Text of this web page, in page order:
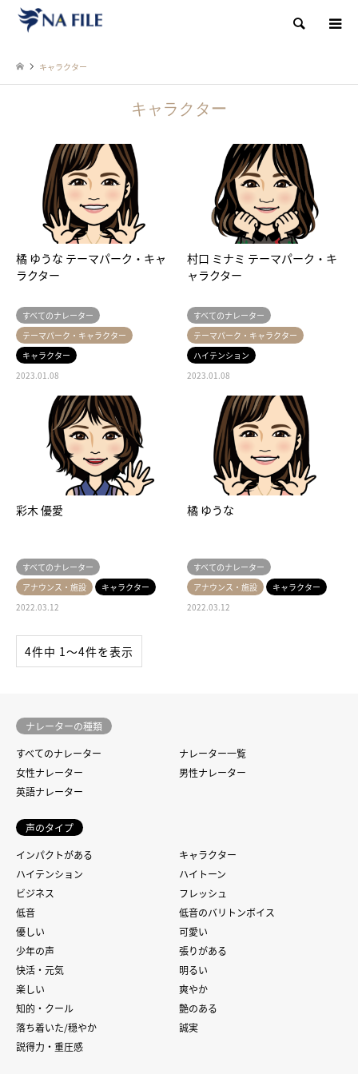
検索
キャラクター
キャラクター
橘 ゆうな テーマパーク・キャ
ラクター
すべてのナレーター
テーマパーク・キャラクター
キャラクター
2023.01.08
村口 ミナミ テーマパーク・キ
ャラクター
すべてのナレーター
テーマパーク・キャラクター
ハイテンション
2023.01.08
彩木 優愛
すべてのナレーター
アナウンス・施設
キャラクター
2022.03.12
橘 ゆうな
すべてのナレーター
アナウンス・施設
キャラクター
2022.03.12
4件中 1〜4件を表示
ナレーターの種類
すべてのナレーター
ナレーター一覧
女性ナレーター
男性ナレーター
英語ナレーター
声のタイプ
インパクトがある
キャラクター
ハイテンション
ハイトーン
ビジネス
フレッシュ
低音
低音のバリトンボイス
優しい
可愛い
少年の声
張りがある
快活・元気
明るい
楽しい
爽やか
知的・クール
艶のある
落ち着いた/穏やか
誠実
説得力・重圧感